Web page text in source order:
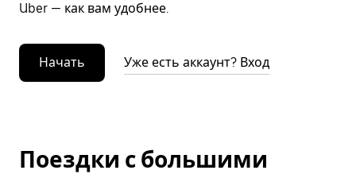
Uber — как вам удобнее.
Начать Уже есть аккаунт? Вход
Поездки с большими